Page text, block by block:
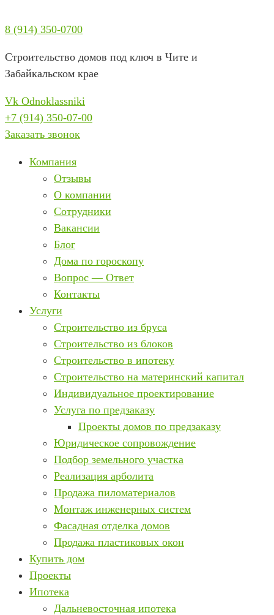
к
8 (914) 350-0700
Строительство домов под ключ в Чите и
Забайкальском крае
Vk Odnoklassniki
+7 (914) 350-07-00
Заказать звонок
Компания
Отзывы
О компании
Сотрудники
Вакансии
Блог
Дома по гороскопу
Вопрос — Ответ
Контакты
Услуги
Строительство из бруса
Строительство из блоков
Строительство в ипотеку
Строительство на материнский капитал
Индивидуальное проектирование
Услуга по предзаказу
Проекты домов по предзаказу
Юридическое сопровождение
Подбор земельного участка
Реализация арболита
Продажа пиломатериалов
Монтаж инженерных систем
Фасадная отделка домов
Продажа пластиковых окон
Купить дом
Проекты
Ипотека
Дальневосточная ипотека